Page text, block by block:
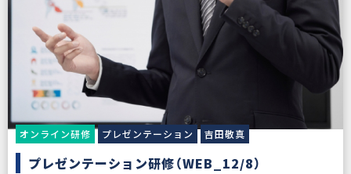
オンライン研修 プレゼンテーション 吉田敬真
プレゼンテーション研修（WEB_12/8）